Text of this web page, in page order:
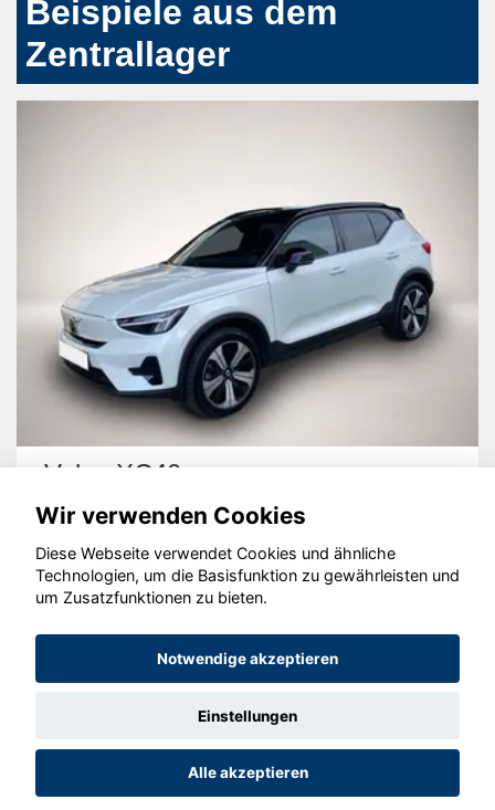
Beispiele aus dem
Zentrallager
BMW 430 Gran Coupé
© konjunkturmotor.de GmbH 2020 - 2026
Wir verwenden Cookies
Diese Webseite verwendet Cookies und ähnliche
Technologien, um die Basisfunktion zu gewährleisten und
um Zusatzfunktionen zu bieten.
Notwendige akzeptieren
Einstellungen
Alle akzeptieren